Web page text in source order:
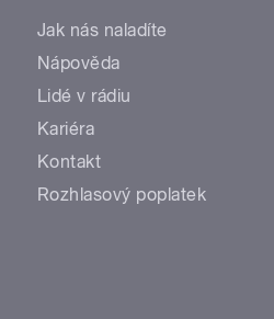
Jak nás naladíte
Nápověda
Lidé v rádiu
Kariéra
Kontakt
Rozhlasový poplatek